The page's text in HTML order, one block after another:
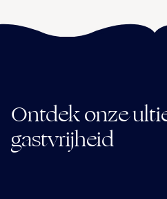
Ontdek onze
gastvrijheid